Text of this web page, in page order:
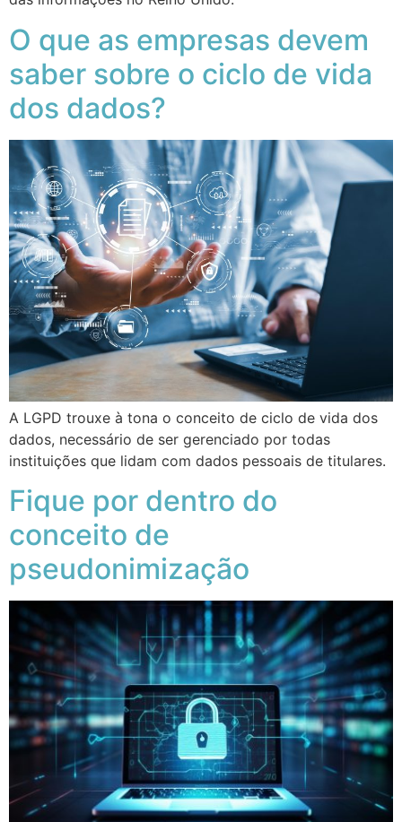
O que as empresas devem
saber sobre o ciclo de vida
dos dados?
A LGPD trouxe à tona o conceito de ciclo de vida dos
dados, necessário de ser gerenciado por todas
instituições que lidam com dados pessoais de titulares.
Fique por dentro do
conceito de
pseudonimização